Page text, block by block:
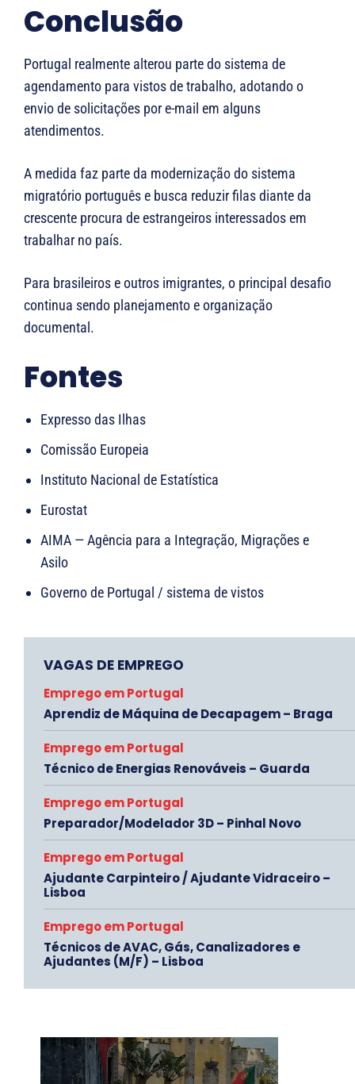
Conclusão
Portugal realmente alterou parte do sistema de
agendamento para vistos de trabalho, adotando o
envio de solicitações por e-mail em alguns
atendimentos.
A medida faz parte da modernização do sistema
migratório português e busca reduzir filas diante da
crescente procura de estrangeiros interessados em
trabalhar no país.
Para brasileiros e outros imigrantes, o principal desafio
continua sendo planejamento e organização
documental.
Fontes
Expresso das Ilhas
Comissão Europeia
Instituto Nacional de Estatística
Eurostat
AIMA — Agência para a Integração, Migrações e
Asilo
Governo de Portugal / sistema de vistos
VAGAS DE EMPREGO
Emprego em Portugal
Aprendiz de Máquina de Decapagem – Braga
Emprego em Portugal
Técnico de Energias Renováveis – Guarda
Emprego em Portugal
Preparador/Modelador 3D – Pinhal Novo
Emprego em Portugal
Ajudante Carpinteiro / Ajudante Vidraceiro –
Lisboa
Emprego em Portugal
Técnicos de AVAC, Gás, Canalizadores e
Ajudantes (M/F) – Lisboa